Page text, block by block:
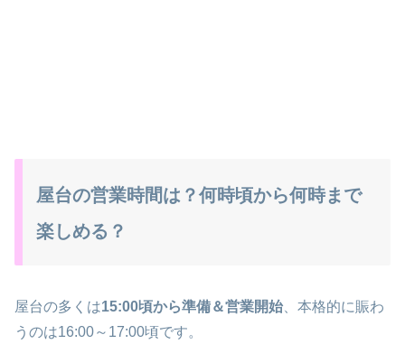
屋台の営業時間は？何時頃から何時まで
楽しめる？
屋台の多くは15:00頃から準備＆営業開始 、本格的に賑わ
うのは16:00～17:00頃です。